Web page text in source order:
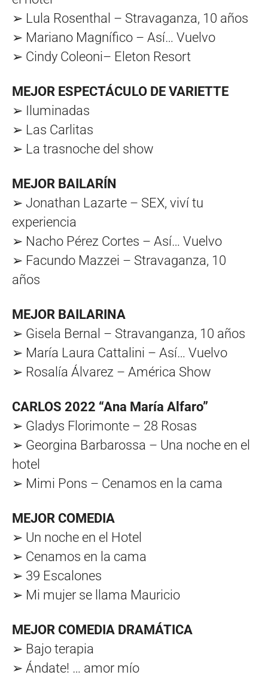
➢ Lula Rosenthal – Stravaganza, 10 años
➢ Mariano Magnífico – Así… Vuelvo
➢ Cindy Coleoni– Eleton Resort
MEJOR ESPECTÁCULO DE VARIETTE
➢ Iluminadas
➢ Las Carlitas
➢ La trasnoche del show
MEJOR BAILARÍN
➢ Jonathan Lazarte – SEX, viví tu
experiencia
➢ Nacho Pérez Cortes – Así… Vuelvo
➢ Facundo Mazzei – Stravaganza, 10
años
MEJOR BAILARINA
➢ Gisela Bernal – Stravanganza, 10 años
➢ María Laura Cattalini – Así… Vuelvo
➢ Rosalía Álvarez – América Show
CARLOS 2022 “Ana María Alfaro”
➢ Gladys Florimonte – 28 Rosas
➢ Georgina Barbarossa – Una noche en el
hotel
➢ Mimi Pons – Cenamos en la cama
MEJOR COMEDIA
➢ Un noche en el Hotel
➢ Cenamos en la cama
➢ 39 Escalones
➢ Mi mujer se llama Mauricio
MEJOR COMEDIA DRAMÁTICA
➢ Bajo terapia
➢ Ándate! … amor mío